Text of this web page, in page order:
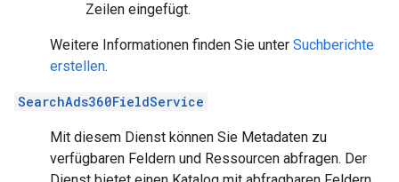
Zeilen eingefügt.
Weitere Informationen finden Sie unter Suchberichte
erstellen.
SearchAds360FieldService
Mit diesem Dienst können Sie Metadaten zu
verfügbaren Feldern und Ressourcen abfragen. Der